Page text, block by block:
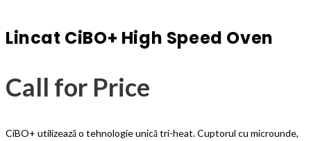
Lincat CiBO+ High Speed Oven
Call for Price
CiBO+ utilizează o tehnologie unică tri-heat. Cuptorul cu microunde,